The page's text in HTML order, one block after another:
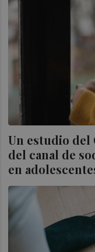
Un estudio del
del canal de
en